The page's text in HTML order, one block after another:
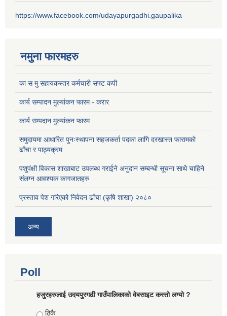
https://www.facebook.com/udayapurgadhi.gaupalika
नमुना फारमहरु
का स मु सहायकस्तर कर्मचारी सफ्ट कपी
कार्य सम्पादन मुल्यांकन फारम - करार
कार्य सम्पदान मुल्यांकन फारम
समुदायमा आधारित पुनःस्थापना सहजकर्ता पदका लागि दरखास्त फारामको
ढाँचा र पाठ्यक्रम
पशुपंक्षी विकास शाखाबाट उपलब्ध गराईने अनुदान सम्बन्धी सूचना साथै चाहिने
संलग्न आवश्यक कागजातहरु
प्रस्ताव पेश गरिएको निवेदन ढाँचा (कृषि शाखा) २०८०
अन्य
Poll
हजुरहरुलाई उदयपुरगढी गाउँपालिकाको वेबसाइट कस्तो लग्यो ?
Choices
ठिकै